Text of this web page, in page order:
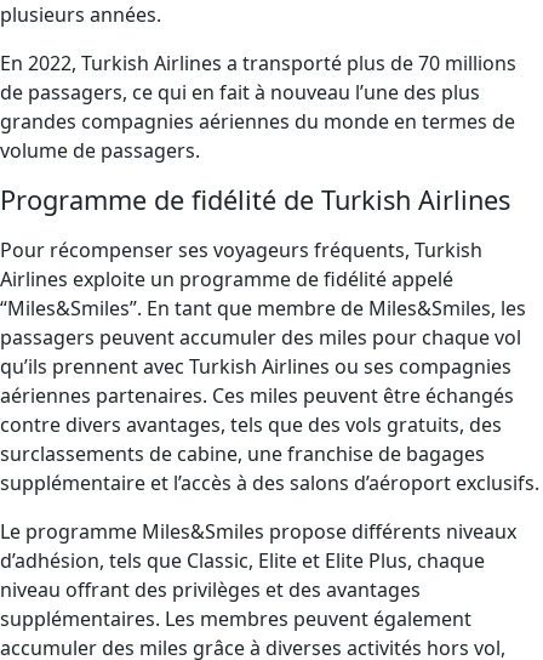
plusieurs années.
En 2022, Turkish Airlines a transporté plus de 70 millions
de passagers, ce qui en fait à nouveau l’une des plus
grandes compagnies aériennes du monde en termes de
volume de passagers.
Programme de fidélité de Turkish Airlines
Pour récompenser ses voyageurs fréquents, Turkish
Airlines exploite un programme de fidélité appelé
“Miles&Smiles”. En tant que membre de Miles&Smiles, les
passagers peuvent accumuler des miles pour chaque vol
qu’ils prennent avec Turkish Airlines ou ses compagnies
aériennes partenaires. Ces miles peuvent être échangés
contre divers avantages, tels que des vols gratuits, des
surclassements de cabine, une franchise de bagages
supplémentaire et l’accès à des salons d’aéroport exclusifs.
Le programme Miles&Smiles propose différents niveaux
d’adhésion, tels que Classic, Elite et Elite Plus, chaque
niveau offrant des privilèges et des avantages
supplémentaires. Les membres peuvent également
accumuler des miles grâce à diverses activités hors vol,